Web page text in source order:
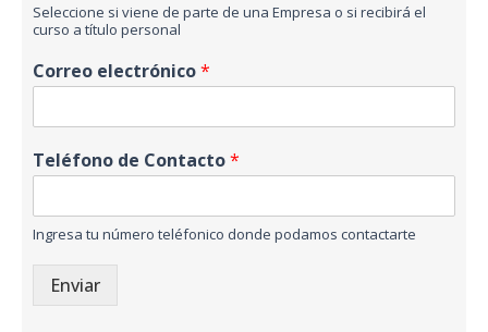
Seleccione si viene de parte de una Empresa o si recibirá el
curso a título personal
Correo electrónico*
Teléfono de Contacto*
Ingresa tu número teléfonico donde podamos contactarte
Enviar